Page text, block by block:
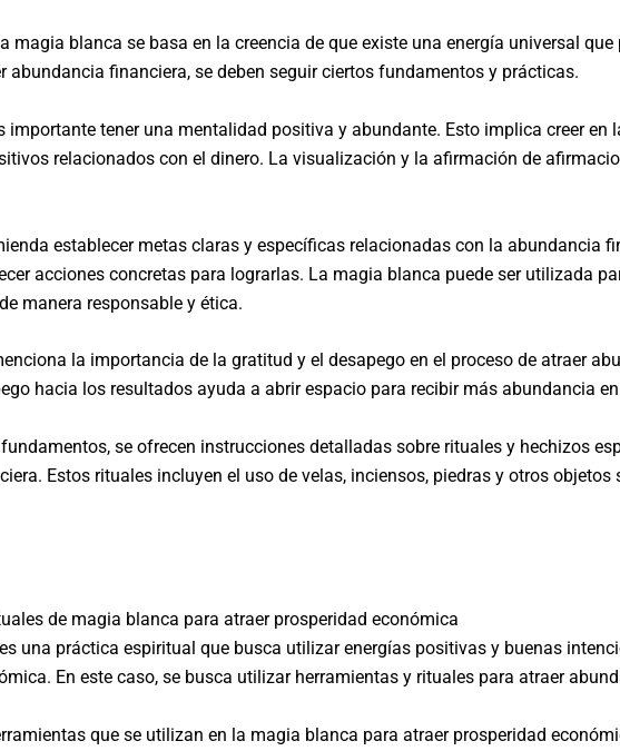
magia blanca se basa en la creencia de que existe una energía universal
abundancia financiera, se deben seguir ciertos fundamentos y prácticas.
importante tener una mentalidad positiva y abundante. Esto implica creer
relacionados con el dinero. La visualización y la afirmación de
establecer metas claras y específicas relacionadas con la abundancia
acciones concretas para lograrlas. La magia blanca puede ser utilizada
manera responsable y ética.
la importancia de la gratitud y el desapego en el proceso de atraer
hacia los resultados ayuda a abrir espacio para recibir más abundancia
se ofrecen instrucciones detalladas sobre rituales y hechizos
Estos rituales incluyen el uso de velas, inciensos, piedras y otros
de magia blanca para atraer prosperidad económica
una práctica espiritual que busca utilizar energías positivas y buenas
En este caso, se busca utilizar herramientas y rituales para atraer
que se utilizan en la magia blanca para atraer prosperidad